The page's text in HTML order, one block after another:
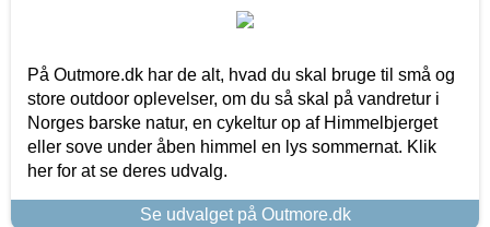
På Outmore.dk har de alt, hvad du skal bruge til små og
store outdoor oplevelser, om du så skal på vandretur i
Norges barske natur, en cykeltur op af Himmelbjerget
eller sove under åben himmel en lys sommernat. Klik
her for at se deres udvalg.
Se udvalget på Outmore.dk